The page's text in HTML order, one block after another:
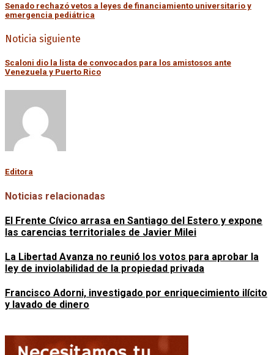
Senado rechazó vetos a leyes de financiamiento universitario y
emergencia pediátrica
Noticia siguiente
Scaloni dio la lista de convocados para los amistosos ante
Venezuela y Puerto Rico
Editora
Noticias relacionadas
El Frente Cívico arrasa en Santiago del Estero y expone
las carencias territoriales de Javier Milei
La Libertad Avanza no reunió los votos para aprobar la
ley de inviolabilidad de la propiedad privada
Francisco Adorni, investigado por enriquecimiento ilícito
y lavado de dinero